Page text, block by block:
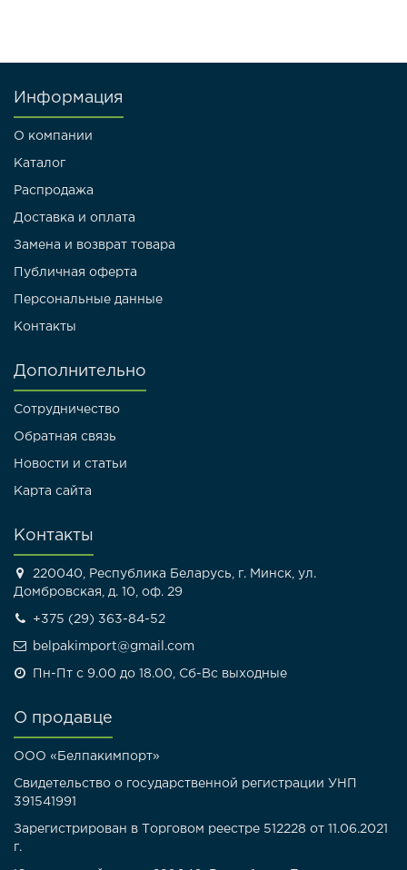
Информация
О компании
Каталог
Распродажа
Доставка и оплата
Замена и возврат товара
Публичная оферта
Персональные данные
Контакты
Дополнительно
Сотрудничество
Обратная связь
Новости и статьи
Карта сайта
Контакты
220040, Республика Беларусь, г. Минск, ул.
Домбровская, д. 10, оф. 29
+375 (29) 363-84-52
belpakimport@gmail.com
Пн-Пт с 9.00 до 18.00, Сб-Вс выходные
О продавце
ООО «Белпакимпорт»
Свидетельство о государственной регистрации УНП
391541991
Зарегистрирован в Торговом реестре 512228 от 11.06.2021
г.